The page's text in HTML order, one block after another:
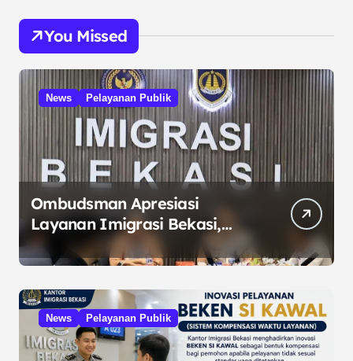
You Missed
News Pelayanan Publik
Ombudsman Apresiasi
Layanan Imigrasi Bekasi,
Dorong Cegah
Maladministrasi
News Pelayanan Publik